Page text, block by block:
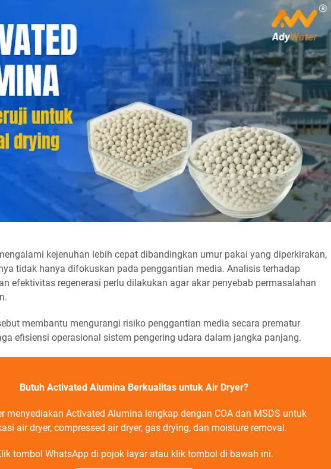
kejenuhan lebih cepat dibandingkan umur pakai yang diperkirakan,
tidak hanya difokuskan pada penggantian media. Analisis terhadap
efektivitas regenerasi perlu dilakukan agar akar penyebab permasalahan
membantu mengurangi risiko penggantian media secara prematur
efisiensi operasional sistem pengering udara dalam jangka panjang.
Butuh Activated Alumina Berkualitas untuk Air Dryer?
menyediakan Activated Alumina lengkap dengan COA dan MSDS untuk
air dryer, compressed air dryer, gas drying, dan moisture removal.
tombol WhatsApp di pojok layar atau klik tombol di bawah ini.